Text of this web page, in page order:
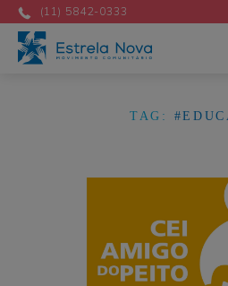
(11) 5842-0333
TAG: